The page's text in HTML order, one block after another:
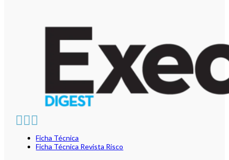
Ficha Técnica
Ficha Técnica Revista Risco